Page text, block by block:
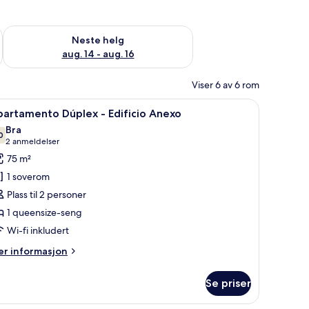
7 - aug. 9
Neste helg
aug. 14 - aug. 16
Sjekk tilgjengelighet for neste helg, aug. 14 - aug. 16
Viser 6 av 6 rom
| Minibar, safe på rommet, skrivebord og skrivebord for bærbar PC
Apartamento Dúplex - Edificio Anexo |
12 Dúplex - Edificio Anexo
av 10
Bra
2 anmeldelser
(2
anmeldelser)
75 m²
1 soverom
Plass til 2 personer
1 queensize-seng
Wi-fi inkludert
informasjon
Se priser